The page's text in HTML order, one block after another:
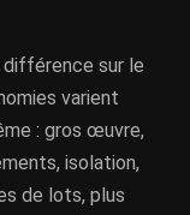
sur le
varient
: gros œuvre,
isolation,
de lots, plus